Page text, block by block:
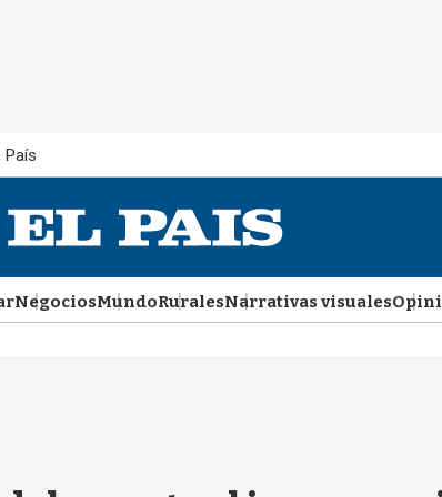
País
NegociosMundoRuralesNarrativas visuales